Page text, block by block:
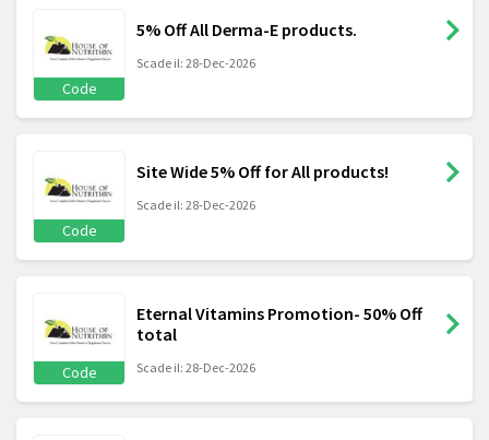
Code
5% Off All Derma-E products.
Scade il: 28-Dec-2026
Code
Site Wide 5% Off for All products!
Scade il: 28-Dec-2026
Code
Eternal Vitamins Promotion- 50% Off
total
Scade il: 28-Dec-2026